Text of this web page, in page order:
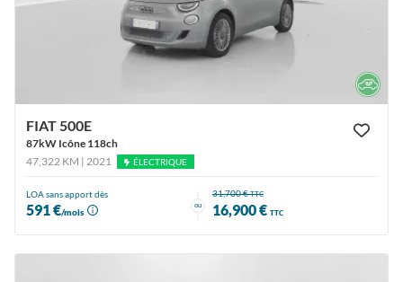
FIAT 500E
87kW Icône 118ch
47,322 KM | 2021
ÉLECTRIQUE
LOA sans apport dès
591 €/mois
ou
31,700 €TTC
16,900 € TTC